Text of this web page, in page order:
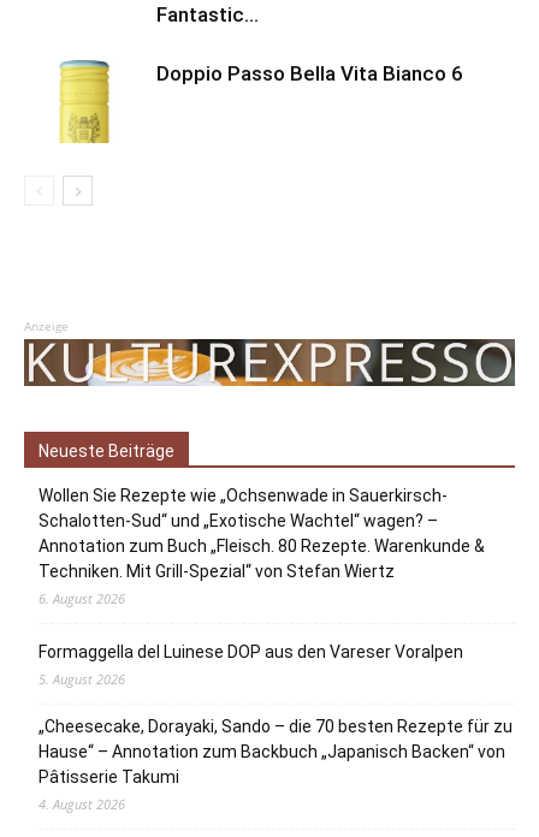
Fantastic...
Doppio Passo Bella Vita Bianco 6
Anzeige
Neueste Beiträge
Wollen Sie Rezepte wie „Ochsenwade in Sauerkirsch-
Schalotten-Sud“ und „Exotische Wachtel“ wagen? –
Annotation zum Buch „Fleisch. 80 Rezepte. Warenkunde &
Techniken. Mit Grill-Spezial“ von Stefan Wiertz
6. August 2026
Formaggella del Luinese DOP aus den Vareser Voralpen
5. August 2026
„Cheesecake, Dorayaki, Sando – die 70 besten Rezepte für zu
Hause“ – Annotation zum Backbuch „Japanisch Backen“ von
Pâtisserie Takumi
4. August 2026